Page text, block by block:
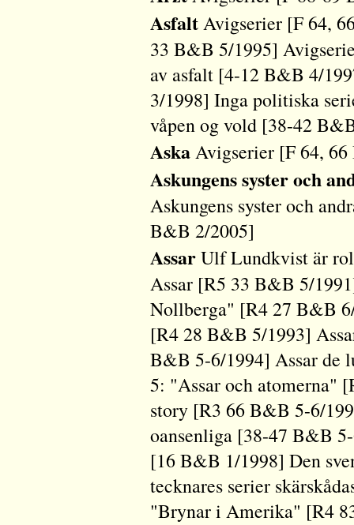
AsfaltAvigserier [F 64,
33 B&B 5/1995]
av asfalt [4-12 B&B 4/
3/1998] Inga politiska
våpen og vold [38-42
AskaAvigserier [F 64,
Askungens syster och
Askungens syster och
B&B 2/2005]
AssarUlf Lundkvist är
Assar [R5 33 B&B 5/
Nollberga" [R4 27 B&B
[R4 28 B&B 5/1993]
B&B 5-6/1994] Assar de
5: "Assar och atomerna"
story [R3 66 B&B 5-6/
oansenliga [38-47 B&B
[16 B&B 1/1998] Den
tecknares serier
"Brynar i Amerika" [R4